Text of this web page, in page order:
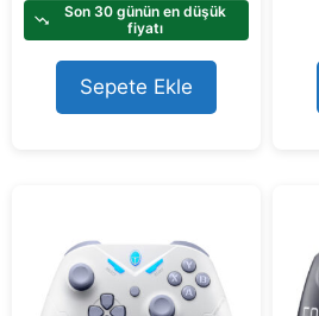
t
f
5
Son 30 günün en düşük
fiyatı
Sepete Ekle